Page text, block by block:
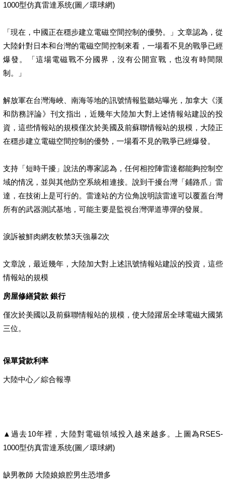
1000型仿真雷達系统(圖／環球網)
「現在，中國正在穩步建立電磁空間控制的優勢。」文章認為，從
大陸針對日本和台灣的電磁空間控制來看，一場看不見的戰爭已經
爆發。「這場電磁戰不分國界，沒有公開宣戰，也沒有時間限
制。」
解放軍在台灣海峽、南海等地的訊號情報監聽站曝光，加拿大《漢
和防務評論》刊文指出，近幾年大陸加大對上述情報站建設的投
資，這些情報站的規模僅次於美國及前蘇聯情報站的規模，大陸正
在穩步建立電磁空間控制的優勢，一場看不見的戰爭已經爆發。
支持「短時干擾」說法的專家認為，任何相控陣雷達都能夠控制空
域的情况，並與其他防空系統相連接。說到干擾台灣「鋪路爪」雷
達，在技術上是可行的。雷達站的方位角說明該雷達可以覆蓋台灣
所有的武器測試基地，可能主要是監視台灣彈道導彈的發展。
淚訴被鮮肉網友軟禁3天強暴2次
文章說，最近幾年，大陸加大對上述訊號情報站建設的投資，這些
情報站的規模
房屋修繕貸款 銀行
僅次於美國以及前蘇聯情報站的規模，使大陸躍居全球電磁大國第
三位。
保單貸款利率
大陸中心／綜合報導
▲過去10年裡，大陸對電磁領域投入越來越多。上圖為RSES-
1000型仿真雷達系统(圖／環球網)
缺男教師 大陸娘娘腔男生恐增多